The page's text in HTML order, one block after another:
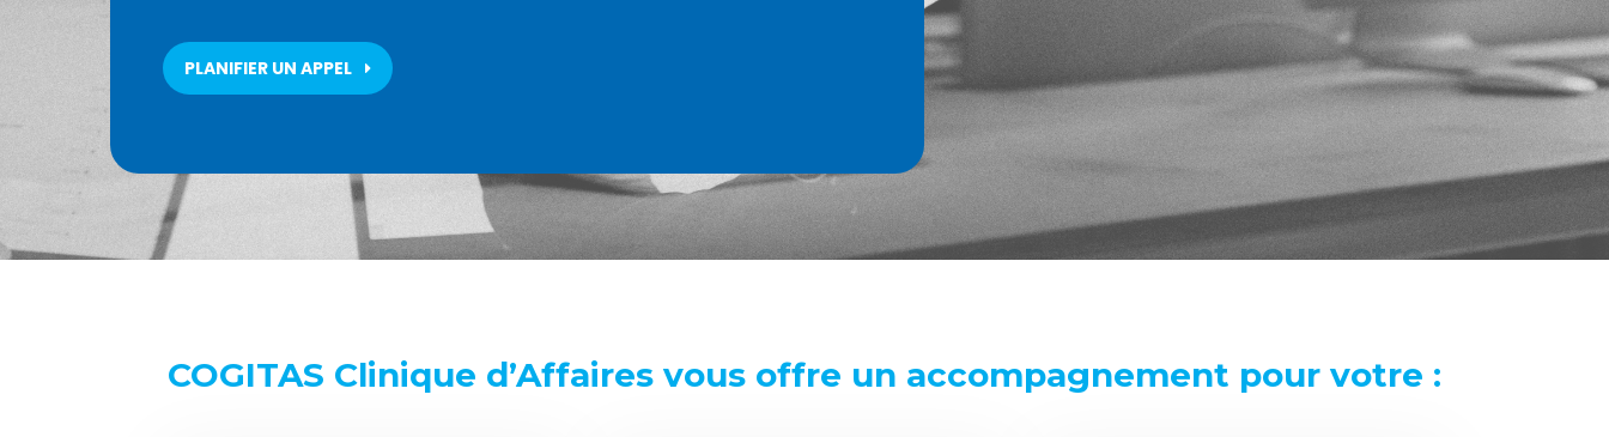
PLANIFIER UN APPEL
COGITAS Clinique d’Affaires vous offre un accompagnement pour votre :